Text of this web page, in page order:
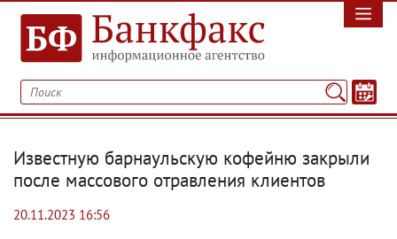
Известную барнаульскую кофейню закрыли
после массового отравления клиентов
20.11.2023 16:56